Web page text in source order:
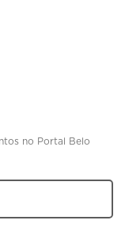
no Portal Belo